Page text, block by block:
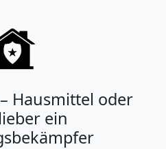
Hausmittel oder
ein